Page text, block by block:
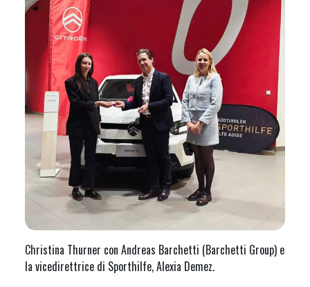
Christina Thurner con Andreas Barchetti (Barchetti Group) e
la vicedirettrice di Sporthilfe, Alexia Demez.